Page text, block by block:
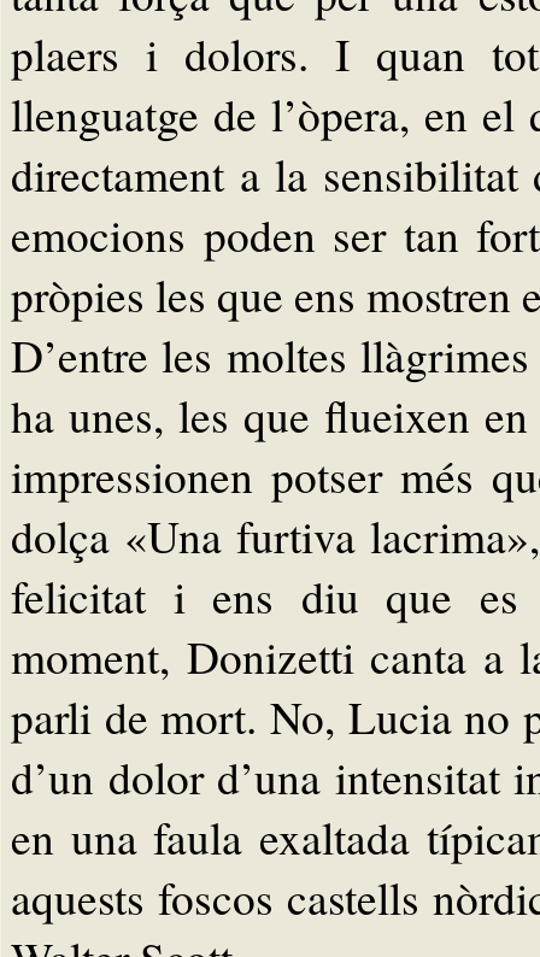
plaers i dolors. I quan
llenguatge de l’òpera, en
directament a la
emocions poden ser tan
pròpies les que ens mostren
D’entre les moltes llàgrimes
ha unes, les que flueixen
impressionen potser més
dolça «Una furtiva
felicitat i ens diu que es
moment, Donizetti canta a
parli de mort. No, Lucia no
d’un dolor d’una intensitat
en una faula exaltada
aquests foscos castells